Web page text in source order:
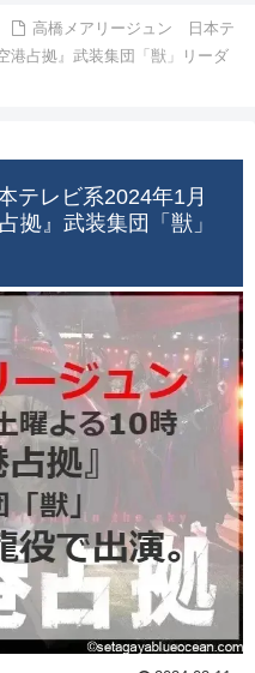
高橋メアリージュン 日本テ
港占拠』武装集団「獣」リーダ
テレビ系2024年1月
拠』武装集団「獣」